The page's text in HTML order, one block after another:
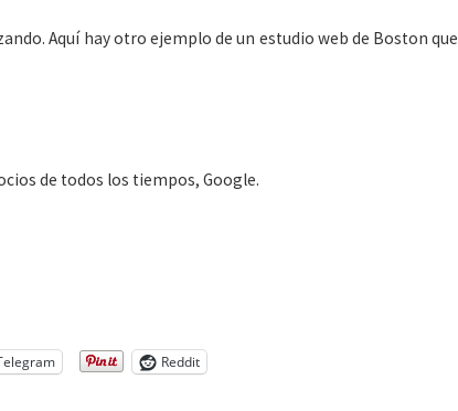
Aquí hay otro ejemplo de un estudio web de Boston que
de todos los tiempos, Google.
Reddit